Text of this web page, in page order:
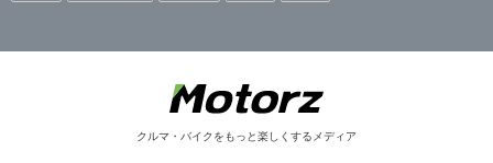
クルマ・バイクをもっと楽しくするメディア